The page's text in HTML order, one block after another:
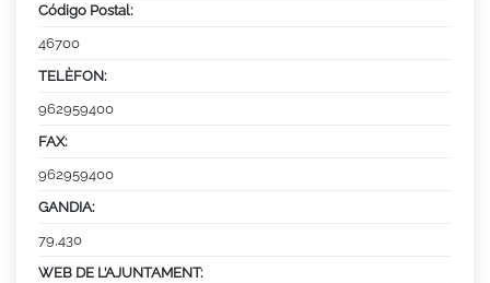
Código Postal:
46700
TELÈFON:
962959400
FAX:
962959400
GANDIA:
79,430
WEB DE L’AJUNTAMENT: